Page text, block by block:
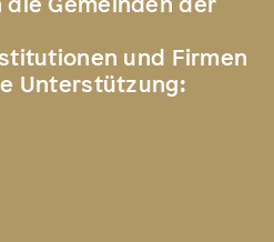
und Firmen
Unterstützung: